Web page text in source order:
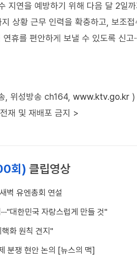
지연을 예방하기 위해 다음 달 2일
상황 근무 인력을 확충하고, 보조
휴를 편안하게 보낼 수 있도록 신
, 위성방송 ch164, www.ktv.go.kr )
재 및 재배포 금지 >
회) 클립영상
벽 유엔총회 연설
대한민국 자랑스럽게 만들 것"
화 원칙 견지"
분쟁 현안 논의 [뉴스의 맥]